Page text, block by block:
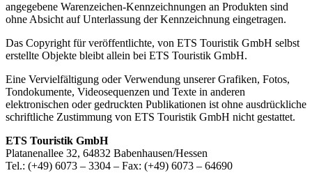
angegebene Warenzeichen-Kennzeichnungen an Produkten sind
ohne Absicht auf Unterlassung der Kennzeichnung eingetragen.
Das Copyright für veröffentlichte, von ETS Touristik GmbH selbst
erstellte Objekte bleibt allein bei ETS Touristik GmbH.
Eine Vervielfältigung oder Verwendung unserer Grafiken, Fotos,
Tondokumente, Videosequenzen und Texte in anderen
elektronischen oder gedruckten Publikationen ist ohne ausdrückliche
schriftliche Zustimmung von ETS Touristik GmbH nicht gestattet.
ETS Touristik GmbH
Platanenallee 32, 64832 Babenhausen/Hessen
Tel.: (+49) 6073 – 3304 – Fax: (+49) 6073 – 64690